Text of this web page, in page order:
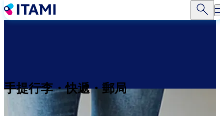
移
至
手提行李・快遞・郵局